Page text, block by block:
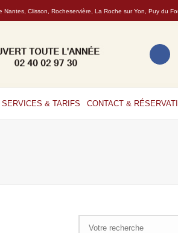
Clisson, Rocheservière, La Roche sur Yon, Puy du
SERVICES & TARIFS CONTACT &